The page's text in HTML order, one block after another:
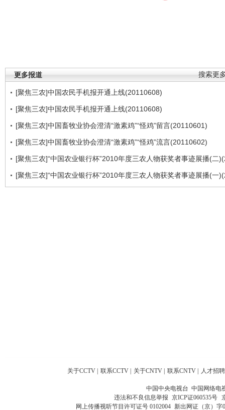
搜索更
更多报道
[聚焦三农]中国农民手机报开通上线(20110608)
[聚焦三农]中国农民手机报开通上线(20110608)
[聚焦三农]中国畜牧业协会澄清“激素鸡”“怪鸡”留言(20110601)
[聚焦三农]中国畜牧业协会澄清“激素鸡”“怪鸡”流言(20110602)
[聚焦三农]“中国农业银行杯”2010年度三农人物获奖者事迹展播(二
[聚焦三农]“中国农业银行杯”2010年度三农人物获奖者事迹展播(一
关于CCTV 联系CCTV 关于CNTV 联系CNTV 人才招聘
中国中央电视台 中国网络电
违法和不良信息举报 京ICP证060535号
网上传播视听节目许可证号 0102004 新出网证（京）